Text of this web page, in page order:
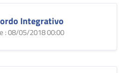
Integrativo
: 08/05/2018 00:00